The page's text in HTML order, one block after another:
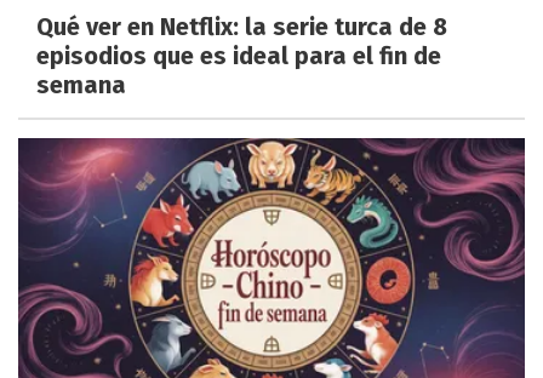
Qué ver en Netflix: la serie turca de 8
episodios que es ideal para el fin de
semana